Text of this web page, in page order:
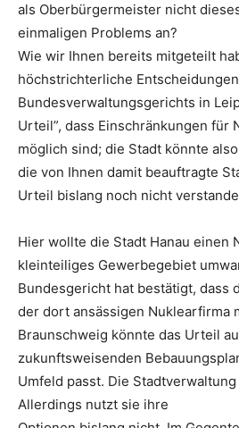
als Oberbürgermeister nicht
einmaligen Problems an?
Wie wir Ihnen bereits mitgeteilt
höchstrichterliche
Bundesverwaltungsgerichts in
Urteil”, dass Einschränkungen für
möglich sind; die Stadt könnte
die von Ihnen damit beauftragte
Urteil bislang noch nicht
Hier wollte die Stadt Hanau einen
kleinteiliges Gewerbegebiet
Bundesgericht hat bestätigt, dass
der dort ansässigen Nuklearfirma
Braunschweig könnte das Urteil
zukunftsweisenden
Umfeld passt. Die
Allerdings nutzt sie ihre